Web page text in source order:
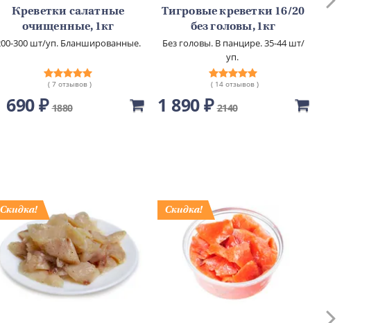
Креветки салатные
очищенные, 1кг
300 шт/уп. Бланшированные.
( 7 отзывов )
690 ₽ 1880
Тигровые креветки 16/20
без головы, 1кг
Без головы. В панцире. 35-44 шт/
уп.
( 14 отзывов )
1 890 ₽ 2140